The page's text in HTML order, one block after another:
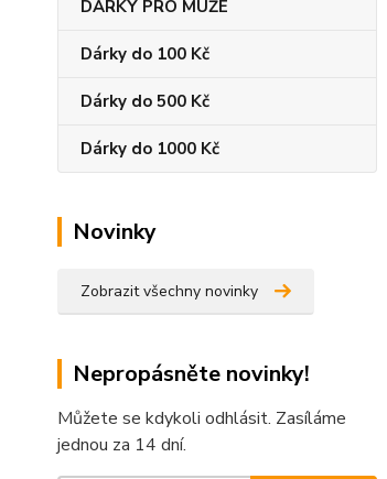
DÁRKY PRO MUŽE
Dárky do 100 Kč
Dárky do 500 Kč
Dárky do 1000 Kč
Novinky
Zobrazit všechny novinky
Nepropásněte novinky!
Můžete se kdykoli odhlásit. Zasíláme
jednou za 14 dní.